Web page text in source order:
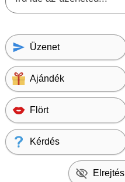
Üzenet
Ajándék
Flört
Kérdés
Elrejtés